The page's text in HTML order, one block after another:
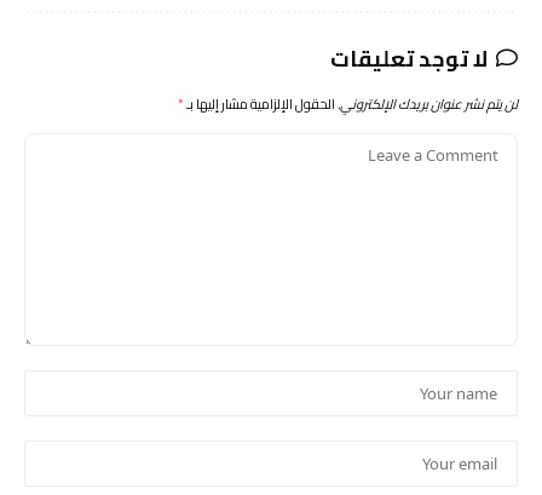
لا توجد تعليقات
لن يتم نشر عنوان بريدك الإلكتروني.الحقول الإلزامية مشار إليها بـ*